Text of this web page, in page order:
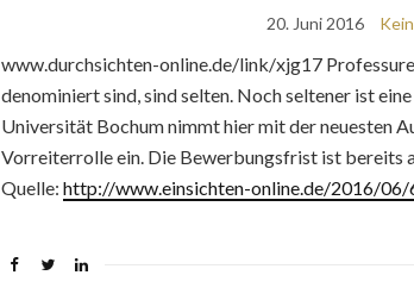
20. Juni 2016
www.durchsichten-online.de/link/xjg17
denominiert sind, sind selten. Noch seltener ist
Universität Bochum nimmt hier mit der neuesten
Vorreiterrolle ein. Die Bewerbungsfrist ist bereits
Quelle: http://www.einsichten-online.de/2016/